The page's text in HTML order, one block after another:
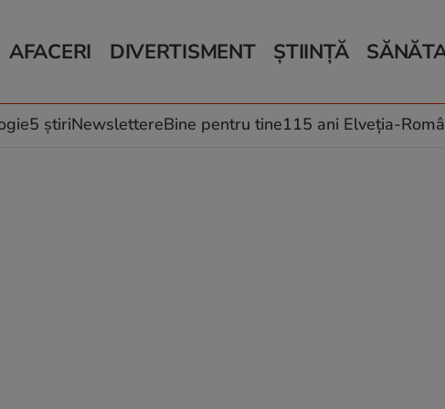
AFACERI
Auto
Locuri de muncă
DIVERTISMENT
Horoscop
Muzică și Filme
ȘTIINȚĂ
Schimbări climatice
Relații
Rețete
5 știriNewslettereBine pentru tine115 ani Elveția-